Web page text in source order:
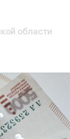
области